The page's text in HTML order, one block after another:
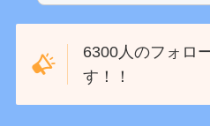
6300人のフォロ
す！！